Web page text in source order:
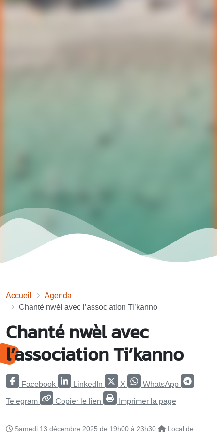
Accueil
Agenda
Chanté nwèl avec l’association Ti’kanno
Chanté nwèl avec
l’association Ti’kanno
Facebook LinkedIn X WhatsApp
Telegram Copier le lien Imprimer la page
Samedi 13 décembre 2025 de 19h00 à 23h30
Local de